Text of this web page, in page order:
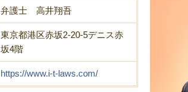
弁護士 高井翔吾
東京都港区赤坂2-20-5デニス赤
坂4階
https://www.i-t-laws.com/